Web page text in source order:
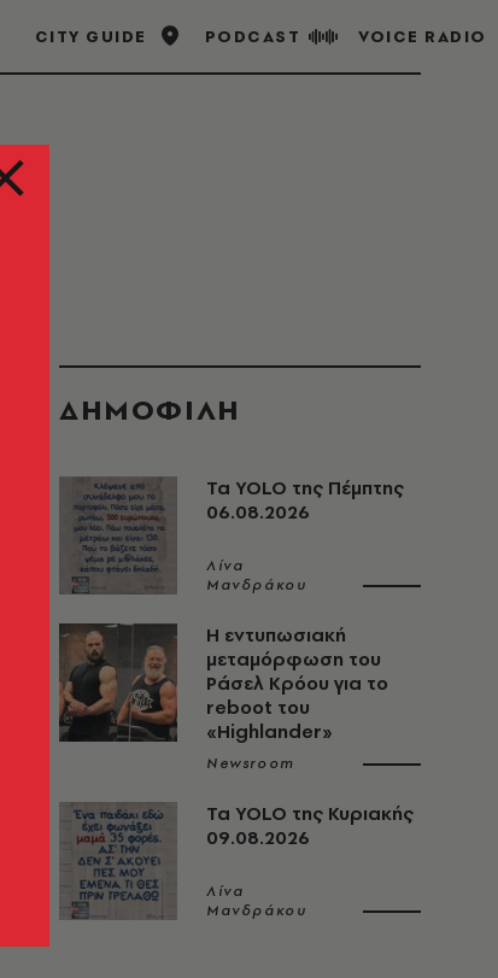
CITY GUIDE PODCAST VOICE RADIO
ΔΗΜΟΦΙΛΗ
Τα YOLO της Πέμπτης
06.08.2026
Λίνα
Μανδράκου
Η εντυπωσιακή
μεταμόρφωση του
Ράσελ Κρόου για το
reboot του
«Highlander»
Newsroom
Τα YOLO της Κυριακής
09.08.2026
Λίνα
Μανδράκου